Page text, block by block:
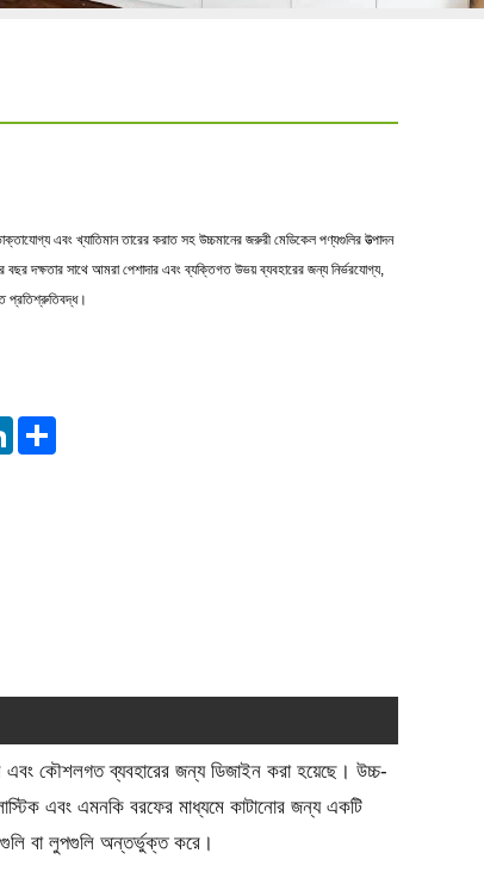
এবং খ্যাতিমান তারের করাত সহ উচ্চমানের জরুরী মেডিকেল পণ্যগুলির উত্পাদন
বছর দক্ষতার সাথে আমরা পেশাদার এবং ব্যক্তিগত উভয় ব্যবহারের জন্য নির্ভরযোগ্য,
প্রতিশ্রুতিবদ্ধ।
LinkedInShare
এবং কৌশলগত ব্যবহারের জন্য ডিজাইন করা হয়েছে। উচ্চ-
এবং এমনকি বরফের মাধ্যমে কাটানোর জন্য একটি
বা লুপগুলি অন্তর্ভুক্ত করে।